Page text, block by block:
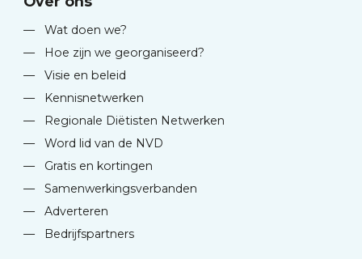
—
Wat doen we?
—
Hoe zijn we georganiseerd?
—
Visie en beleid
—
Kennisnetwerken
—
Regionale Diëtisten Netwerken
—
Word lid van de NVD
—
Gratis en kortingen
—
Samenwerkingsverbanden
—
Adverteren
—
Bedrijfspartners